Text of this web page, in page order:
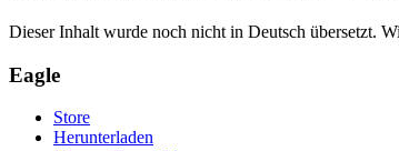
Dieser Inhalt wurde noch nicht in Deutsch übersetzt.
Eagle
Store
Herunterladen